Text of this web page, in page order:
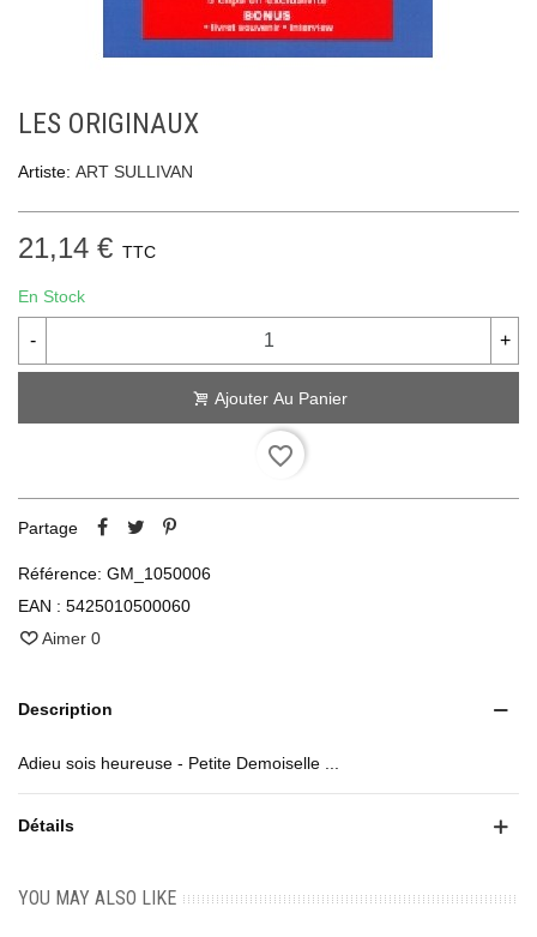
LES ORIGINAUX
Artiste: ART SULLIVAN
21,14 € TTC
En Stock
- +
Ajouter Au Panier
favorite_border
Partage
Référence: GM_1050006
EAN : 5425010500060
Aimer 0
Description
Adieu sois heureuse - Petite Demoiselle ...
Détails
YOU MAY ALSO LIKE